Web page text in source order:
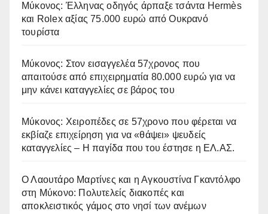
Μύκονος: Έλληνας οδηγός άρπαξε τσάντα Hermès
και Rolex αξίας 75.000 ευρώ από Ουκρανό
τουρίστα
Μύκονος: Στον εισαγγελέα 57χρονος που
απαιτούσε από επιχειρηματία 80.000 ευρώ για να
μην κάνει καταγγελίες σε βάρος του
Μύκονος: Χειροπέδες σε 57χρονο που φέρεται να
εκβίαζε επιχείρηση για να «θάψει» ψευδείς
καταγγελίες – Η παγίδα που του έστησε η ΕΛ.ΑΣ.
Ο Λαουτάρο Μαρτίνες και η Αγκουστίνα Γκαντόλφο
στη Μύκονο: Πολυτελείς διακοπές και
αποκλειστικός γάμος στο νησί των ανέμων